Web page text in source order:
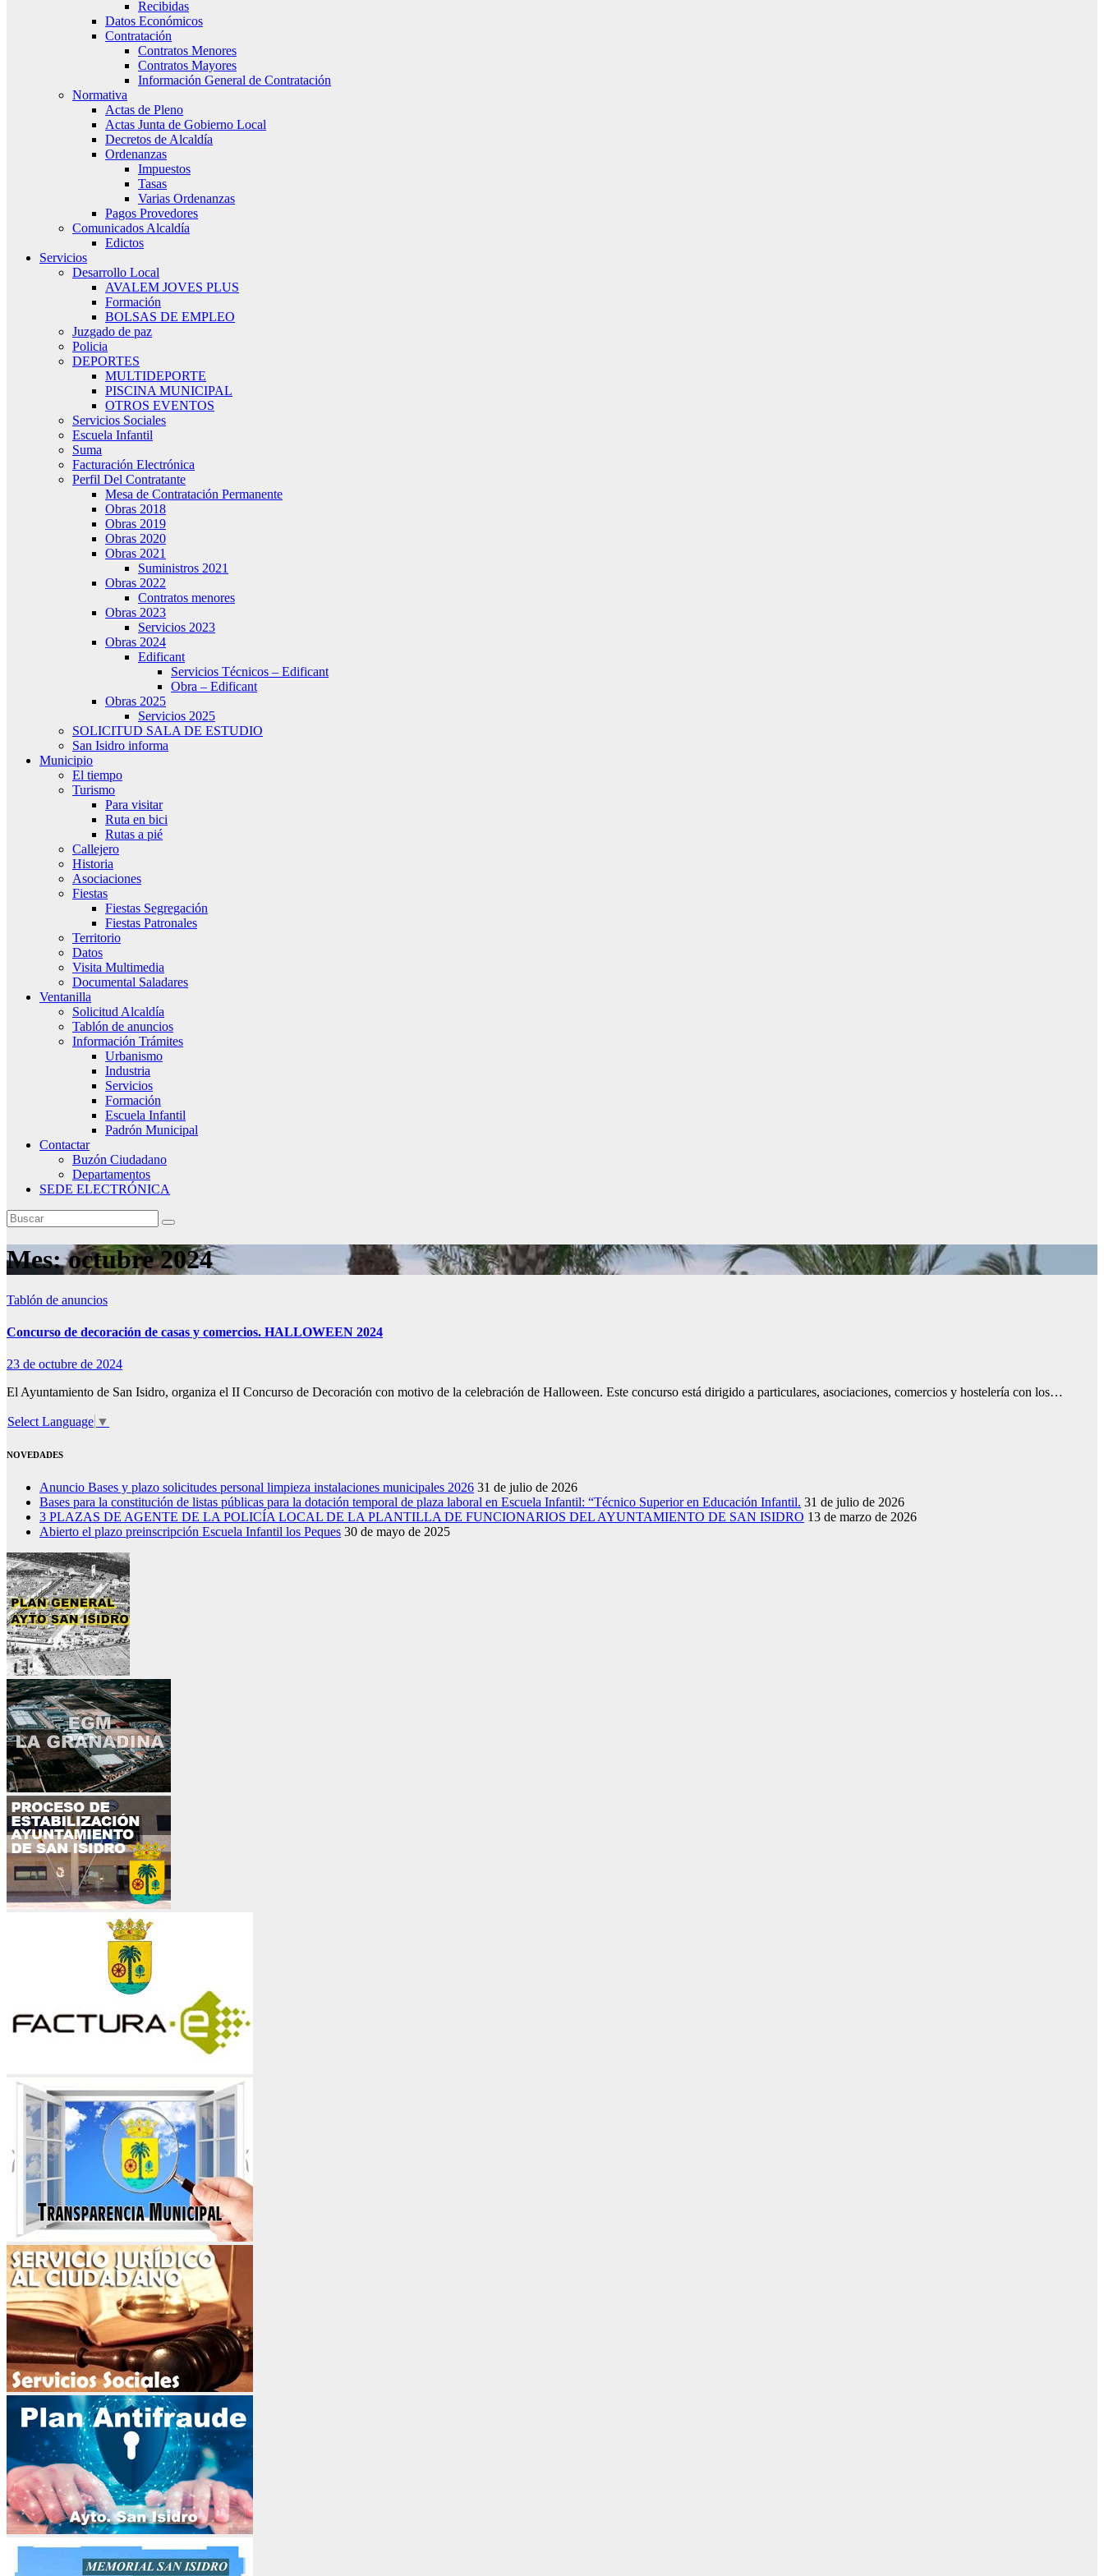
Recibidas
Datos Económicos
Contratación
Contratos Menores
Contratos Mayores
Información General de Contratación
Normativa
Actas de Pleno
Actas Junta de Gobierno Local
Decretos de Alcaldía
Ordenanzas
Impuestos
Tasas
Varias Ordenanzas
Pagos Provedores
Comunicados Alcaldía
Edictos
Servicios
Desarrollo Local
AVALEM JOVES PLUS
Formación
BOLSAS DE EMPLEO
Juzgado de paz
Policia
DEPORTES
MULTIDEPORTE
PISCINA MUNICIPAL
OTROS EVENTOS
Servicios Sociales
Escuela Infantil
Suma
Facturación Electrónica
Perfil Del Contratante
Mesa de Contratación Permanente
Obras 2018
Obras 2019
Obras 2020
Obras 2021
Suministros 2021
Obras 2022
Contratos menores
Obras 2023
Servicios 2023
Obras 2024
Edificant
Servicios Técnicos – Edificant
Obra – Edificant
Obras 2025
Servicios 2025
SOLICITUD SALA DE ESTUDIO
San Isidro informa
Municipio
El tiempo
Turismo
Para visitar
Ruta en bici
Rutas a pié
Callejero
Historia
Asociaciones
Fiestas
Fiestas Segregación
Fiestas Patronales
Territorio
Datos
Visita Multimedia
Documental Saladares
Ventanilla
Solicitud Alcaldía
Tablón de anuncios
Información Trámites
Urbanismo
Industria
Servicios
Formación
Escuela Infantil
Padrón Municipal
Contactar
Buzón Ciudadano
Departamentos
SEDE ELECTRÓNICA
Mes:octubre 2024
Tablón de anuncios
Concurso de decoración de casas y comercios. HALLOWEEN 2024
23 de octubre de 2024
El Ayuntamiento de San Isidro, organiza el II Concurso de Decoración con motivo de la celebración de Halloween. Este concurso está dirigido a particulares, asociaciones, comercios y hostelería con los…
Select Language ▼
NOVEDADES
Anuncio Bases y plazo solicitudes personal limpieza instalaciones municipales 2026 31 de julio de 2026
Bases para la constitución de listas públicas para la dotación temporal de plaza laboral en Escuela Infantil: “Técnico Superior en Educación Infantil. 31 de julio de 2026
3 PLAZAS DE AGENTE DE LA POLICÍA LOCAL DE LA PLANTILLA DE FUNCIONARIOS DEL AYUNTAMIENTO DE SAN ISIDRO 13 de marzo de 2026
Abierto el plazo preinscripción Escuela Infantil los Peques 30 de mayo de 2025